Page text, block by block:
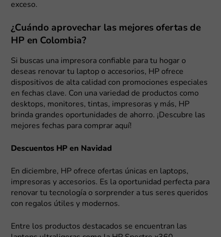
exceso.
¿Cuándo aprovechar las mejores ofertas de
HP en Colombia?
Si buscas una impresora confiable para tu hogar o
deseas renovar tu laptop o accesorios, HP ofrece
dispositivos de alta calidad con promociones especiales
en fechas clave. Con una variedad de productos como
desktops, monitores, tintas, impresoras y más, HP
brinda grandes oportunidades de ahorro. ¡Descubre las
mejores fechas para comprar aquí!
Descuentos HP en Navidad
En diciembre, HP ofrece ofertas únicas en laptops,
impresoras y accesorios. Es la oportunidad perfecta para
renovar tu tecnología o sorprender a tus seres queridos
con regalos útiles y modernos.
Entre los productos destacados se encuentran las